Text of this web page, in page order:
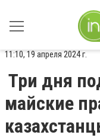
11:10, 19 апреля 2024 г.
Три дня
майские